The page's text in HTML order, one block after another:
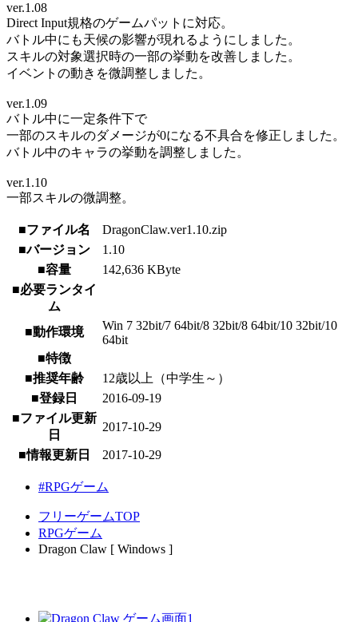
ver.1.08
Direct Input規格のゲームパットに対応。
バトル中にも天候の影響が現れるようにしました。
スキルの対象選択時の一部の挙動を改善しました。
イベントの動きを微調整しました。
ver.1.09
バトル中に一定条件下で
一部のスキルのダメージが0になる不具合を修正しました。
バトル中のキャラの挙動を調整しました。
ver.1.10
一部スキルの微調整。
■ファイル名
DragonClaw.ver1.10.zip
■バージョン
1.10
■容量
142,636 KByte
■必要ランタイ
ム
■動作環境
Win 7 32bit/7 64bit/8 32bit/8 64bit/10 32bit/10
64bit
■特徴
■推奨年齢
12歳以上（中学生～）
■登録日
2016-09-19
■ファイル更新
日
2017-10-29
■情報更新日 2017-10-29
#RPGゲーム
フリーゲームTOP
RPGゲーム
Dragon Claw [ Windows ]